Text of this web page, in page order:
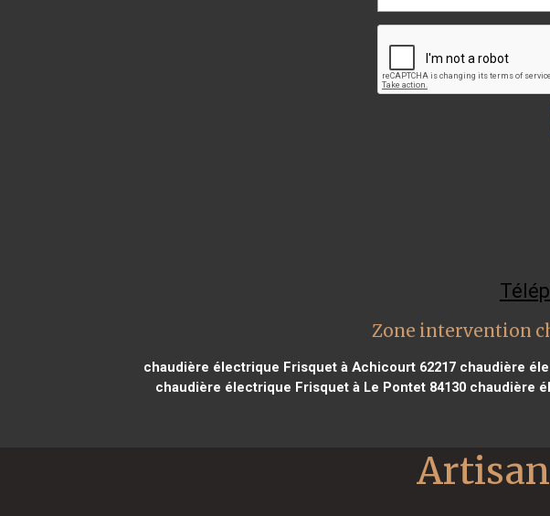
Zone intervention
chaudière électrique Frisquet à Achicourt 62217chaudière
chaudière électrique Frisquet à Le Pontet 84130 chaudière